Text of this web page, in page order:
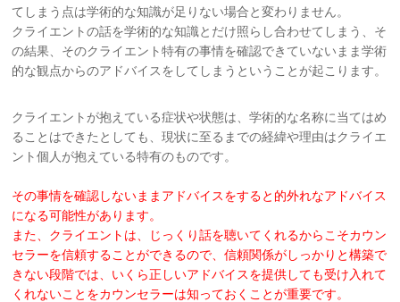
てしまう点は学術的な知識が足りない場合と変わりません。
クライエントの話を学術的な知識とだけ照らし合わせてしまう、そ
の結果、そのクライエント特有の事情を確認できていないまま学術
的な観点からのアドバイスをしてしまうということが起こります。
クライエントが抱えている症状や状態は、学術的な名称に当てはめ
ることはできたとしても、現状に至るまでの経緯や理由はクライエ
ント個人が抱えている特有のものです。
その事情を確認しないままアドバイスをすると的外れなアドバイス
になる可能性があります。
また、クライエントは、じっくり話を聴いてくれるからこそカウン
セラーを信頼することができるので、信頼関係がしっかりと構築で
きない段階では、 いくら正しいアドバイスを提供しても受け入れて
くれないことをカウンセラーは知っておくことが重要です。